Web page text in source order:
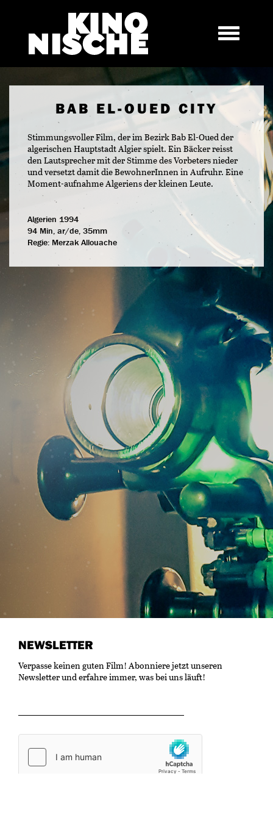
BAB EL-OUED CITY
Stimmungsvoller Film, der im Bezirk Bab El-Oued der
algerischen Hauptstadt Algier spielt. Ein Bäcker reisst
den Lautsprecher mit der Stimme des Vorbeters nieder
und versetzt damit die BewohnerInnen in Aufruhr. Eine
Moment-aufnahme Algeriens der kleinen Leute.
Algerien 1994
94 Min, ar/de, 35mm
Regie: Merzak Allouache
NEWSLETTER
Verpasse keinen guten Film! Abonniere jetzt unseren
Newsletter und erfahre immer, was bei uns läuft!